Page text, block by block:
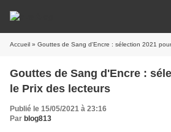
Accueil » Gouttes de Sang d'Encre : sélection 2021
Gouttes de Sang d'Encre :
le Prix des lecteurs
Publié le 15/05/2021 à 23:16
Par blog813